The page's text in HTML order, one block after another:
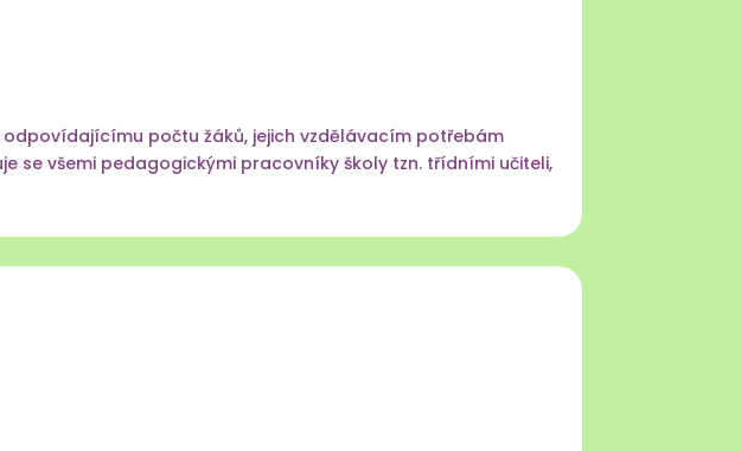
počtu žáků, jejich vzdělávacím potřebám
se všemi pedagogickými pracovníky školy tzn. třídními učiteli,